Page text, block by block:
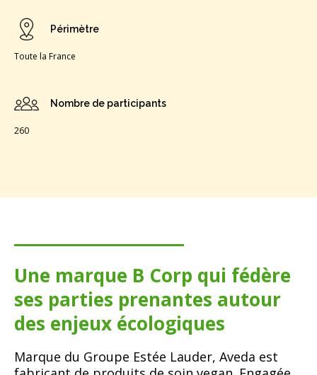
Périmètre
Toute la France
Nombre de participants
260
Une marque B Corp qui fédère
ses parties prenantes autour
des enjeux écologiques
Marque du Groupe Estée Lauder, Aveda est